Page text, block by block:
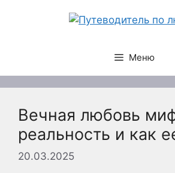
Меню
Вечная любовь
реальность и как
20.03.2025